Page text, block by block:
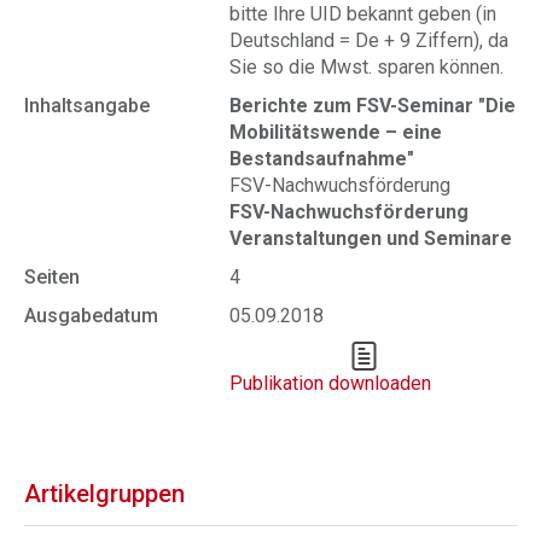
bitte Ihre UID bekannt geben (in
Deutschland = De + 9 Ziffern), da
Sie so die Mwst. sparen können.
Inhaltsangabe
Berichte zum FSV-Seminar "Die
Mobilitätswende – eine
Bestandsaufnahme"
FSV-Nachwuchsförderung
FSV-Nachwuchsförderung
Veranstaltungen und Seminare
Seiten
4
Ausgabedatum
05.09.2018
Publikation downloaden
Artikelgruppen